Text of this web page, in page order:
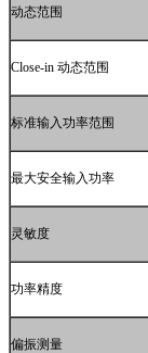
动态范围
Close-in 动态范围
标准输入功率范围
最大安全输入功率
灵敏度
功率精度
偏振测量